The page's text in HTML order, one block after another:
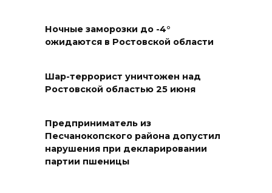
07 августа 2026 19:39
и турниры: как в Ростове
07 августа 2026 19:19
В Таганроге из-за аварии
отключили свет на четырех
Ночные заморозки до -4°
ожидаются в Ростовской области
Шар-террорист уничтожен над
Ростовской областью 25 июня
Предприниматель из
Песчанокопского района допустил
нарушения при декларировании
партии пшеницы